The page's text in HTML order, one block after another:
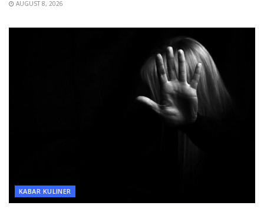
AUGUST 8, 2026
KABAR KULINER